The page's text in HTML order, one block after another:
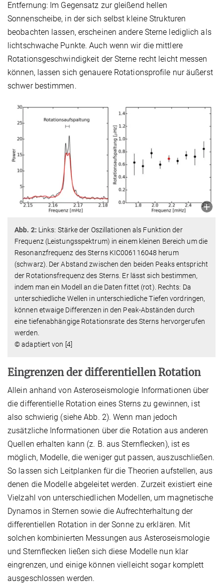
Entfernung: Im Gegensatz zur gleißend hellen
Sonnenscheibe, in der sich selbst kleine Strukturen
beobachten lassen, erscheinen andere Sterne lediglich als
lichtschwache Punkte. Auch wenn wir die mittlere
Rotationsgeschwindigkeit der Sterne recht leicht messen
können, lassen sich genauere Rotationsprofile nur äußerst
schwer bestimmen.
Abb. 2: Links: Stärke der Oszillationen als Funktion der
Frequenz (Leistungsspektrum) in einem kleinen Bereich um die
Resonanzfrequenz des Sterns KIC006116048 herum
(schwarz). Der Abstand zwischen den beiden Peaks entspricht
der Rotationsfrequenz des Sterns. Er lässt sich bestimmen,
indem man ein Modell an die Daten fittet (rot). Rechts: Da
unterschiedliche Wellen in unterschiedliche Tiefen vordringen,
können etwaige Differenzen in den Peak-Abständen durch
eine tiefenabhängige Rotationsrate des Sterns hervorgerufen
werden.
© adaptiert von [4]
Eingrenzen der differentiellen Rotation
Allein anhand von Asteroseismologie Informationen über
die differentielle Rotation eines Sterns zu gewinnen, ist
also schwierig (siehe Abb. 2). Wenn man jedoch
zusätzliche Informationen über die Rotation aus anderen
Quellen erhalten kann (z. B. aus Sternflecken), ist es
möglich, Modelle, die weniger gut passen, auszuschließen.
So lassen sich Leitplanken für die Theorien aufstellen, aus
denen die Modelle abgeleitet werden. Zurzeit existiert eine
Vielzahl von unterschiedlichen Modellen, um magnetische
Dynamos in Sternen sowie die Aufrechterhaltung der
differentiellen Rotation in der Sonne zu erklären. Mit
solchen kombinierten Messungen aus Asteroseismologie
und Sternflecken ließen sich diese Modelle nun klar
eingrenzen, und einige können vielleicht sogar komplett
ausgeschlossen werden.